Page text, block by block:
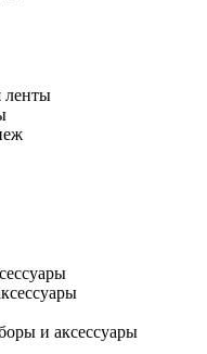
ленты
и аксессуары